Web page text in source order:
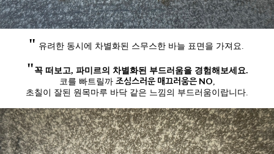
" 유려한 동시에 차별화된 스무스한 바늘 표면을 가져요.
" 꼭 떠보고, 파미르의 차별화된 부드러움을 경험해보세요.
코를 빠트릴까 조심스러운 매끄러움은 NO,
초칠이 잘된 원목마루 바닥 같은 느낌의 부드러움이랍니다.